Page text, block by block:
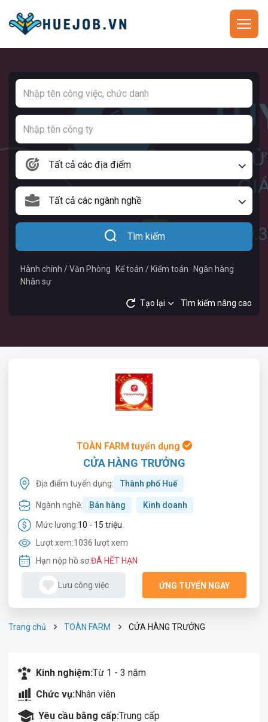
Tất cả các địa điểm
Tất cả các ngành nghề
Tìm kiếm
Hành chính / Văn Phòng Kế toán / Kiểm toán
Ngân hàng
Nhân sự
Tạo lại Tìm kiếm nâng cao
TOÀN FARM tuyển dụng
CỬA HÀNG TRƯỞNG
Địa điểm tuyển dụng: Thành phố Huế
Ngành nghề: Bán hàng Kinh doanh
Mức lương:10 - 15 triệu
Lượt xem:1036 lượt xem
Hạn nộp hồ sơ:ĐÃ HẾT HẠN
Lưu công việc ỨNG TUYỂN NGAY
Trang chủ TOÀN FARM CỬA HÀNG TRƯỞNG
Kinh nghiệm:Từ 1 - 3 năm
Chức vụ:Nhân viên
Yêu cầu bằng cấp:Trung cấp